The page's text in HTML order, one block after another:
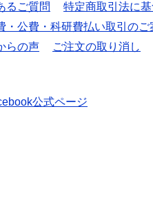
るご質問
特定商取引法に
・公費・科研費払い取引のご
らの声 ご注文の取り消し
公式ページ